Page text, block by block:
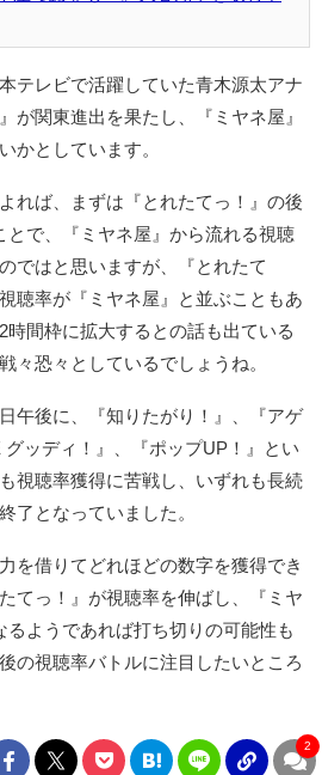
テレビで活躍していた青木源太アナ
が関東進出を果たし、『ミヤネ屋』
かとしています。
れば、まずは『とれたてっ！』の後
とで、『ミヤネ屋』から流れる視聴
ではと思いますが、『とれたて
聴率が『ミヤネ屋』と並ぶこともあ
時間枠に拡大するとの話も出ている
々恐々としているでしょうね。
午後に、『知りたがり！』、『アゲ
ッディ！』、『ポップUP！』とい
視聴率獲得に苦戦し、いずれも長続
了となっていました。
を借りてどれほどの数字を獲得でき
てっ！』が視聴率を伸ばし、『ミヤ
るようであれば打ち切りの可能性も
の視聴率バトルに注目したいところ
2